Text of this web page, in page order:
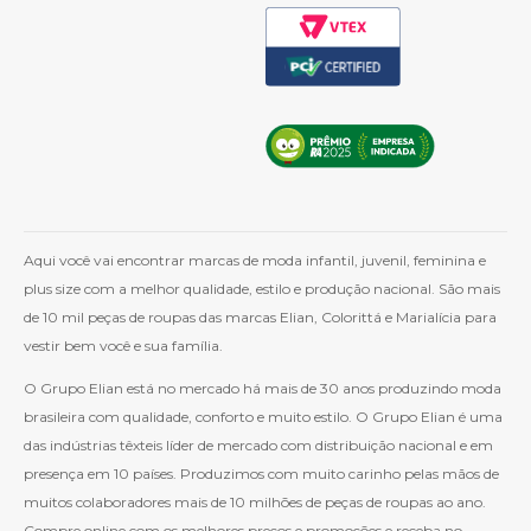
Aqui você vai encontrar marcas de moda infantil, juvenil, feminina e
plus size com a melhor qualidade, estilo e produção nacional. São mais
de 10 mil peças de roupas das marcas Elian, Colorittá e Marialícia para
vestir bem você e sua família.
O Grupo Elian está no mercado há mais de 30 anos produzindo moda
brasileira com qualidade, conforto e muito estilo. O Grupo Elian é uma
das indústrias têxteis líder de mercado com distribuição nacional e em
presença em 10 países. Produzimos com muito carinho pelas mãos de
muitos colaboradores mais de 10 milhões de peças de roupas ao ano.